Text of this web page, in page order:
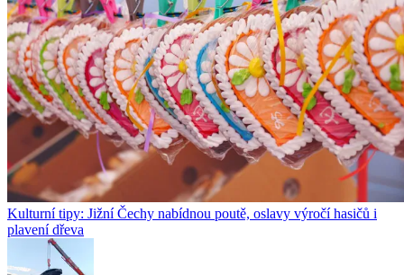
Kulturní tipy: Jižní Čechy nabídnou poutě, oslavy výročí hasičů i
plavení dřeva